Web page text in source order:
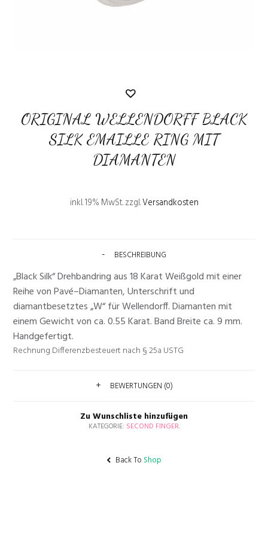
ORIGINAL WELLENDORFF BLACK
SILK EMAILLE RING MIT
DIAMANTEN
inkl. 19% MwSt.zzgl.Versandkosten
BESCHREIBUNG
„Black Silk“Drehbandring aus 18 Karat Weißgold mit einer
Reihe von Pavé–Diamanten,Unterschrift und
diamantbesetztes „W“ fürWellendorff.Diamanten mit
einem Gewicht von ca. 0.55 Karat.Band Breite ca. 9 mm.
Handgefertigt.
Rechnung Differenzbesteuert nach § 25a USTG
BEWERTUNGEN (0)
Zu Wunschliste hinzufügen
KATEGORIE: SECOND FINGER.
Back To Shop